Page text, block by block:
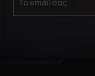
Το email σας